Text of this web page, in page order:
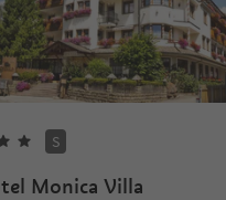
S
Monica Villa